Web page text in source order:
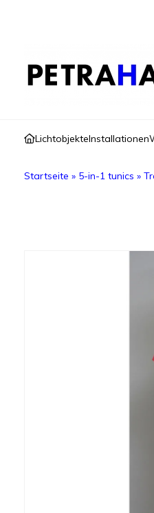
LichtobjekteInstallationen
Startseite » 5-in-1 tunics »